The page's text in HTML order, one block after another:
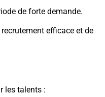
de forte demande.
efficace et de
les talents :